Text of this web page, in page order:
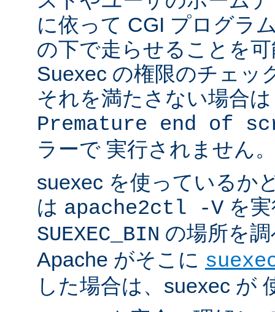
に依って CGI プログラ
の下で走らせることを
Suexec の権限のチェッ
それを満たさない場合
Premature end of
ラーで 実行されません
suexec を使っているか
は apache2ctl -V を
SUEXEC_BIN の場所を
Apache がそこに
した場合は、suexec が